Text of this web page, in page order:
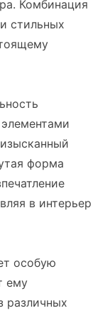
Комбинация
стильных
форма
в интерьер
особую
ему
различных